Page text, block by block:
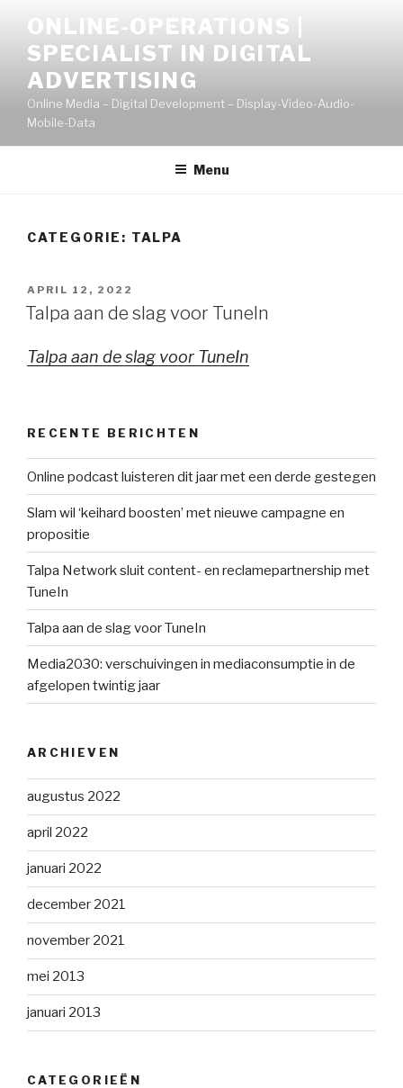
inhoud
springen
ONLINE-OPERATIONS |
SPECIALIST IN DIGITAL
ADVERTISING
Online Media – Digital Development – Display-Video-Audio-
Mobile-Data
Menu
CATEGORIE: TALPA
GEPLAATST
OP
APRIL 12, 2022
Talpa aan de slag voor TuneIn
Talpa aan de slag voor TuneIn
RECENTE BERICHTEN
Online podcast luisteren dit jaar met een derde gestegen
Slam wil ‘keihard boosten’ met nieuwe campagne en
propositie
Talpa Network sluit content- en reclamepartnership met
TuneIn
Talpa aan de slag voor TuneIn
Media2030: verschuivingen in mediaconsumptie in de
afgelopen twintig jaar
ARCHIEVEN
augustus 2022
april 2022
januari 2022
december 2021
november 2021
mei 2013
januari 2013
CATEGORIEËN